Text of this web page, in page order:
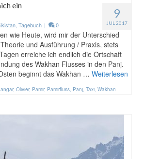
9
JUL 2017
ein
Tagebuch | 0
wie Heute, wird mir der Unterschied
und Ausführung / Praxis, stets
erreiche ich endlich die Ortschaft
des Wakhan Flusses in den Panj.
beginnt das Wakhan … Weiterlesen
, Olivier, Pamir, Pamirfluss, Panj, Taxi, Wakhan